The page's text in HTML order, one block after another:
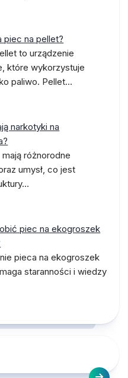
piec na pellet?
to urządzenie
które wykorzystuje
paliwo. Pellet…
narkotyki na
różnorodne
umysł, co jest
piec na ekogroszek
pieca na ekogroszek
staranności i wiedzy